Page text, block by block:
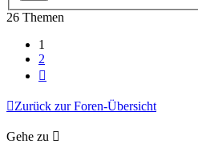
26 Themen
1
2
Zurück zur Foren-Übersicht
Gehe zu